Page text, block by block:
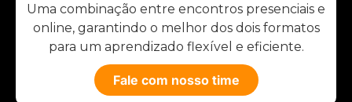
Uma combinação entre encontros presenciais e
online, garantindo o melhor dos dois formatos
para um aprendizado flexível e eficiente.
Fale com nosso time